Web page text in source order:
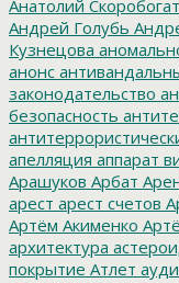
Анатолий
Андрей Голубь
Кузнецова
анонс
законодательство
безопасность
апелляция аппарат
Арашуков Арбат
арест арест счетов
Артём Акименко
архитектура
покрытие Атлет